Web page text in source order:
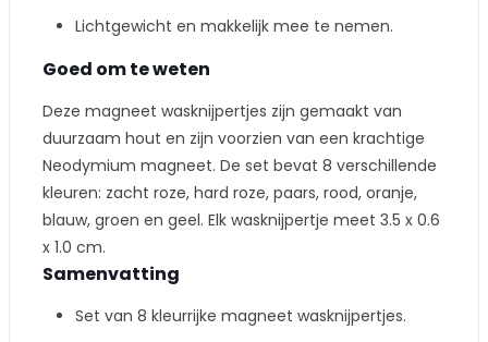
Lichtgewicht en makkelijk mee te nemen.
Goed om te weten
Deze magneet wasknijpertjes zijn gemaakt van
duurzaam hout en zijn voorzien van een krachtige
Neodymium magneet. De set bevat 8 verschillende
kleuren: zacht roze, hard roze, paars, rood, oranje,
blauw, groen en geel. Elk wasknijpertje meet 3.5 x 0.6
x 1.0 cm.
Samenvatting
Set van 8 kleurrijke magneet wasknijpertjes.